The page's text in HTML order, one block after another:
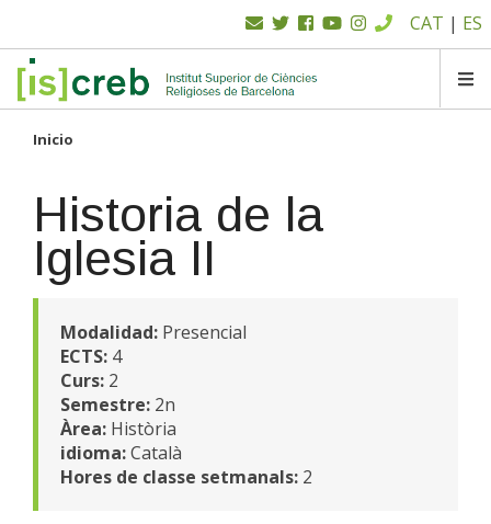
contenido
principal
superior
SK
CAT | ES
Inicio
Historia de la
Iglesia II
Modalidad: Presencial
ECTS: 4
Curs: 2
Semestre: 2n
Àrea: Història
idioma:Català
Hores de classe setmanals: 2